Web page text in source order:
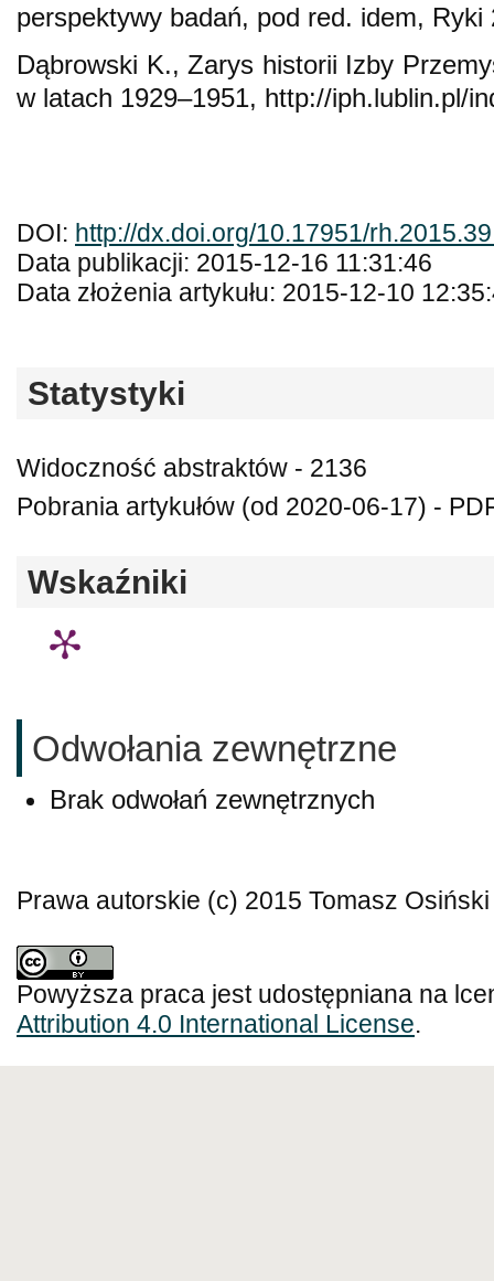
perspektywy badań, pod red. idem, Ryki
Dąbrowski K., Zarys historii Izby
w latach 1929–1951, http://iph.lublin.pl/
DOI: http://dx.doi.org/10.17951/
Data publikacji: 2015-12-16 11:31:46
Data złożenia artykułu: 2015-12-10
Statystyki
Widoczność abstraktów - 2136
Pobrania artykułów (od 2020-06-17) -
Wskaźniki
Odwołania zewnętrzne
Brak odwołań zewnętrznych
Prawa autorskie (c) 2015 Tomasz Osiński
Powyższa praca jest udostępniana na
Attribution 4.0 International License.